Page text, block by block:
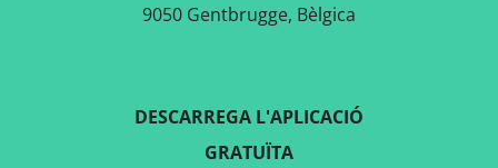
9050 Gentbrugge, Bèlgica
DESCARREGA L'APLICACIÓ
GRATUÏTA